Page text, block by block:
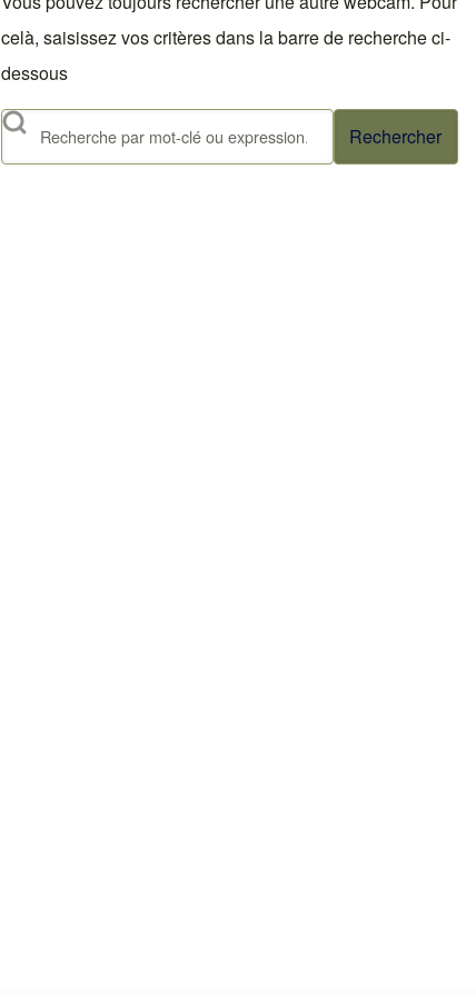
celà, saisissez vos critères dans la barre de recherche ci-
dessous
Rechercher